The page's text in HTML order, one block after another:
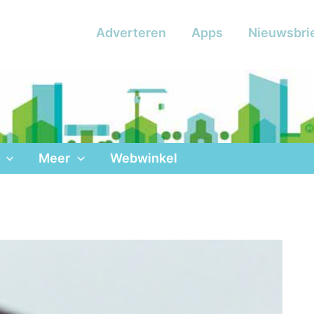
Adverteren Apps
Meer Webwinkel